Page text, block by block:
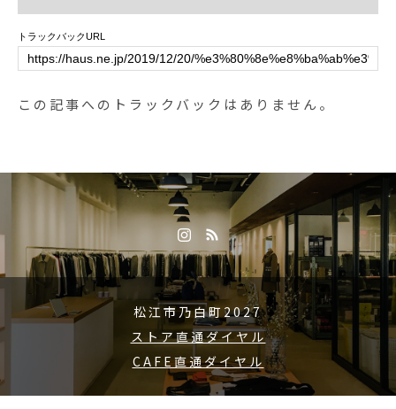
トラックバックURL
この記事へのトラックバックはありません。
松江市乃白町2027
ストア直通ダイヤル
CAFE直通ダイヤル